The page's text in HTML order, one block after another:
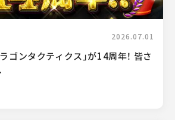
2026.07.01
ゴンタクティクス」が14周年！ 皆さ